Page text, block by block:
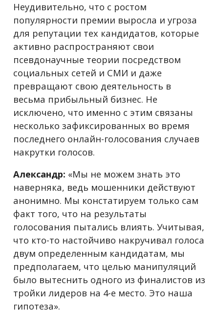
Неудивительно, что с ростом
популярности премии выросла и угроза
для репутации тех кандидатов, которые
активно распространяют свои
псевдонаучные теории посредством
социальных сетей и СМИ и даже
превращают свою деятельность в
весьма прибыльный бизнес. Не
исключено, что именно с этим связаны
несколько зафиксированных во время
последнего онлайн-голосования случаев
накрутки голосов.
Александр: «Мы не можем знать это
наверняка, ведь мошенники действуют
анонимно. Мы констатируем только сам
факт того, что на результаты
голосования пытались влиять. Учитывая,
что кто-то настойчиво накручивал голоса
двум определенным кандидатам, мы
предполагаем, что целью манипуляций
было вытеснить одного из финалистов из
тройки лидеров на 4-е место. Это наша
гипотеза».